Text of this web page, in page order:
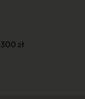
zł